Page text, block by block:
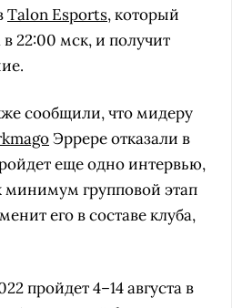
Talon Esports, который
в 22:00 мск, и получит
сообщили, что мидеру
Эррере отказали в
еще одно интервью,
минимум групповой этап
его в составе клуба,
пройдет 4–14 августа в